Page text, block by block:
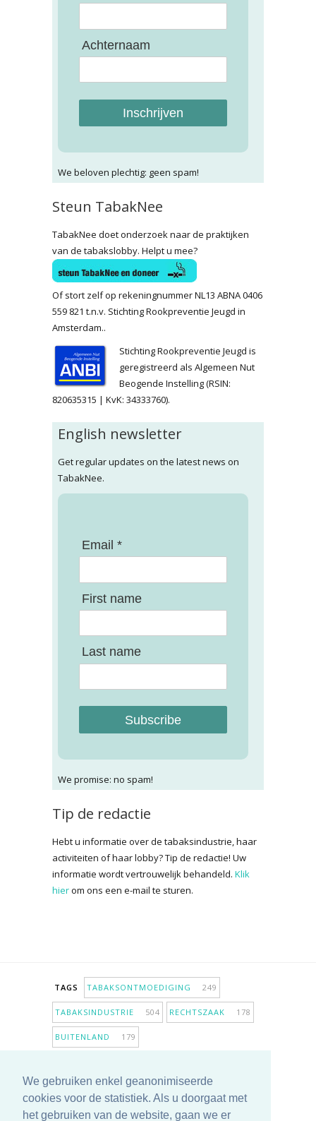
We gebruiken enkel geanonimiseerde
cookies voor de statistiek. Als u doorgaat met
het gebruiken van de website, gaan we er
Achternaam
Inschrijven
We beloven plechtig: geen spam!
Steun TabakNee
TabakNee doet onderzoek naar de praktijken
van de tabakslobby. Helpt u mee?
Of stort zelf op rekeningnummer NL13 ABNA 0406
559 821 t.n.v. Stichting Rookpreventie Jeugd in
Amsterdam..
Stichting Rookpreventie Jeugd is
geregistreerd als Algemeen Nut
Beogende Instelling (RSIN:
820635315 | KvK: 34333760).
English newsletter
Get regular updates on the latest news on
TabakNee.
Email *
First name
Last name
Subscribe
We promise: no spam!
Tip de redactie
Hebt u informatie over de tabaksindustrie, haar
activiteiten of haar lobby? Tip de redactie! Uw
informatie wordt vertrouwelijk behandeld. Klik
hierom ons een e-mail te sturen.
TAGS TABAKSONTMOEDIGING 249
TABAKSINDUSTRIE 504 RECHTSZAAK 178
BUITENLAND 179
ANTIROOKBELEID307 ONDERZOEK
MEER TAGS TONEN